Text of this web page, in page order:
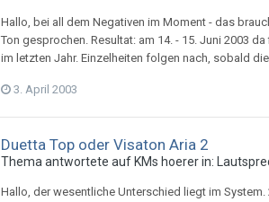
Hallo, bei all dem Negativen im Moment - das
Ton gesprochen. Resultat: am 14. - 15. Juni 2003
im letzten Jahr. Einzelheiten folgen nach, sobald
3. April 2003
Duetta Top oder Visaton Aria 2
Thema antwortete auf KMs hoererin:
Hallo, der wesentliche Unterschied liegt im